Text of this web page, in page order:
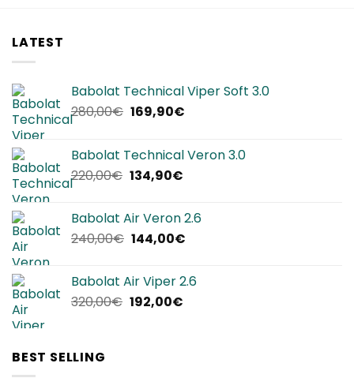
LATEST
Babolat Technical Viper Soft 3.0
280,00€ Il
era:
280,00€.
169,90€Il
è:
Babolat Technical Veron 3.0
220,00€ Il
era:
220,00€.
134,90€Il
è:
134,90€.
Babolat Air Veron 2.6
240,00€ Il
era:
240,00€.
144,00€Il
è:
Babolat Air Viper 2.6
320,00€ Il
192,00€Il
BEST SELLING